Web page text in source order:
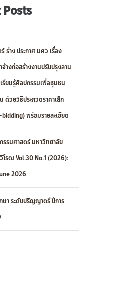
ร่าง ประกาศ มศว เรื่อง
จ้างก่อสร้างงานปรับปรุงลาน
รียนรู้ศิลปกรรมเพื่อชุมชน
ด้วยวิธีประกวดราคาเล็ก
พร้อมรายละเอียด
รรมศาสตร์ มหาวิทยาลัย
รฒ Vol.30 No.1 (2026):
2026
า ระดับปริญญาตรี ปีการ